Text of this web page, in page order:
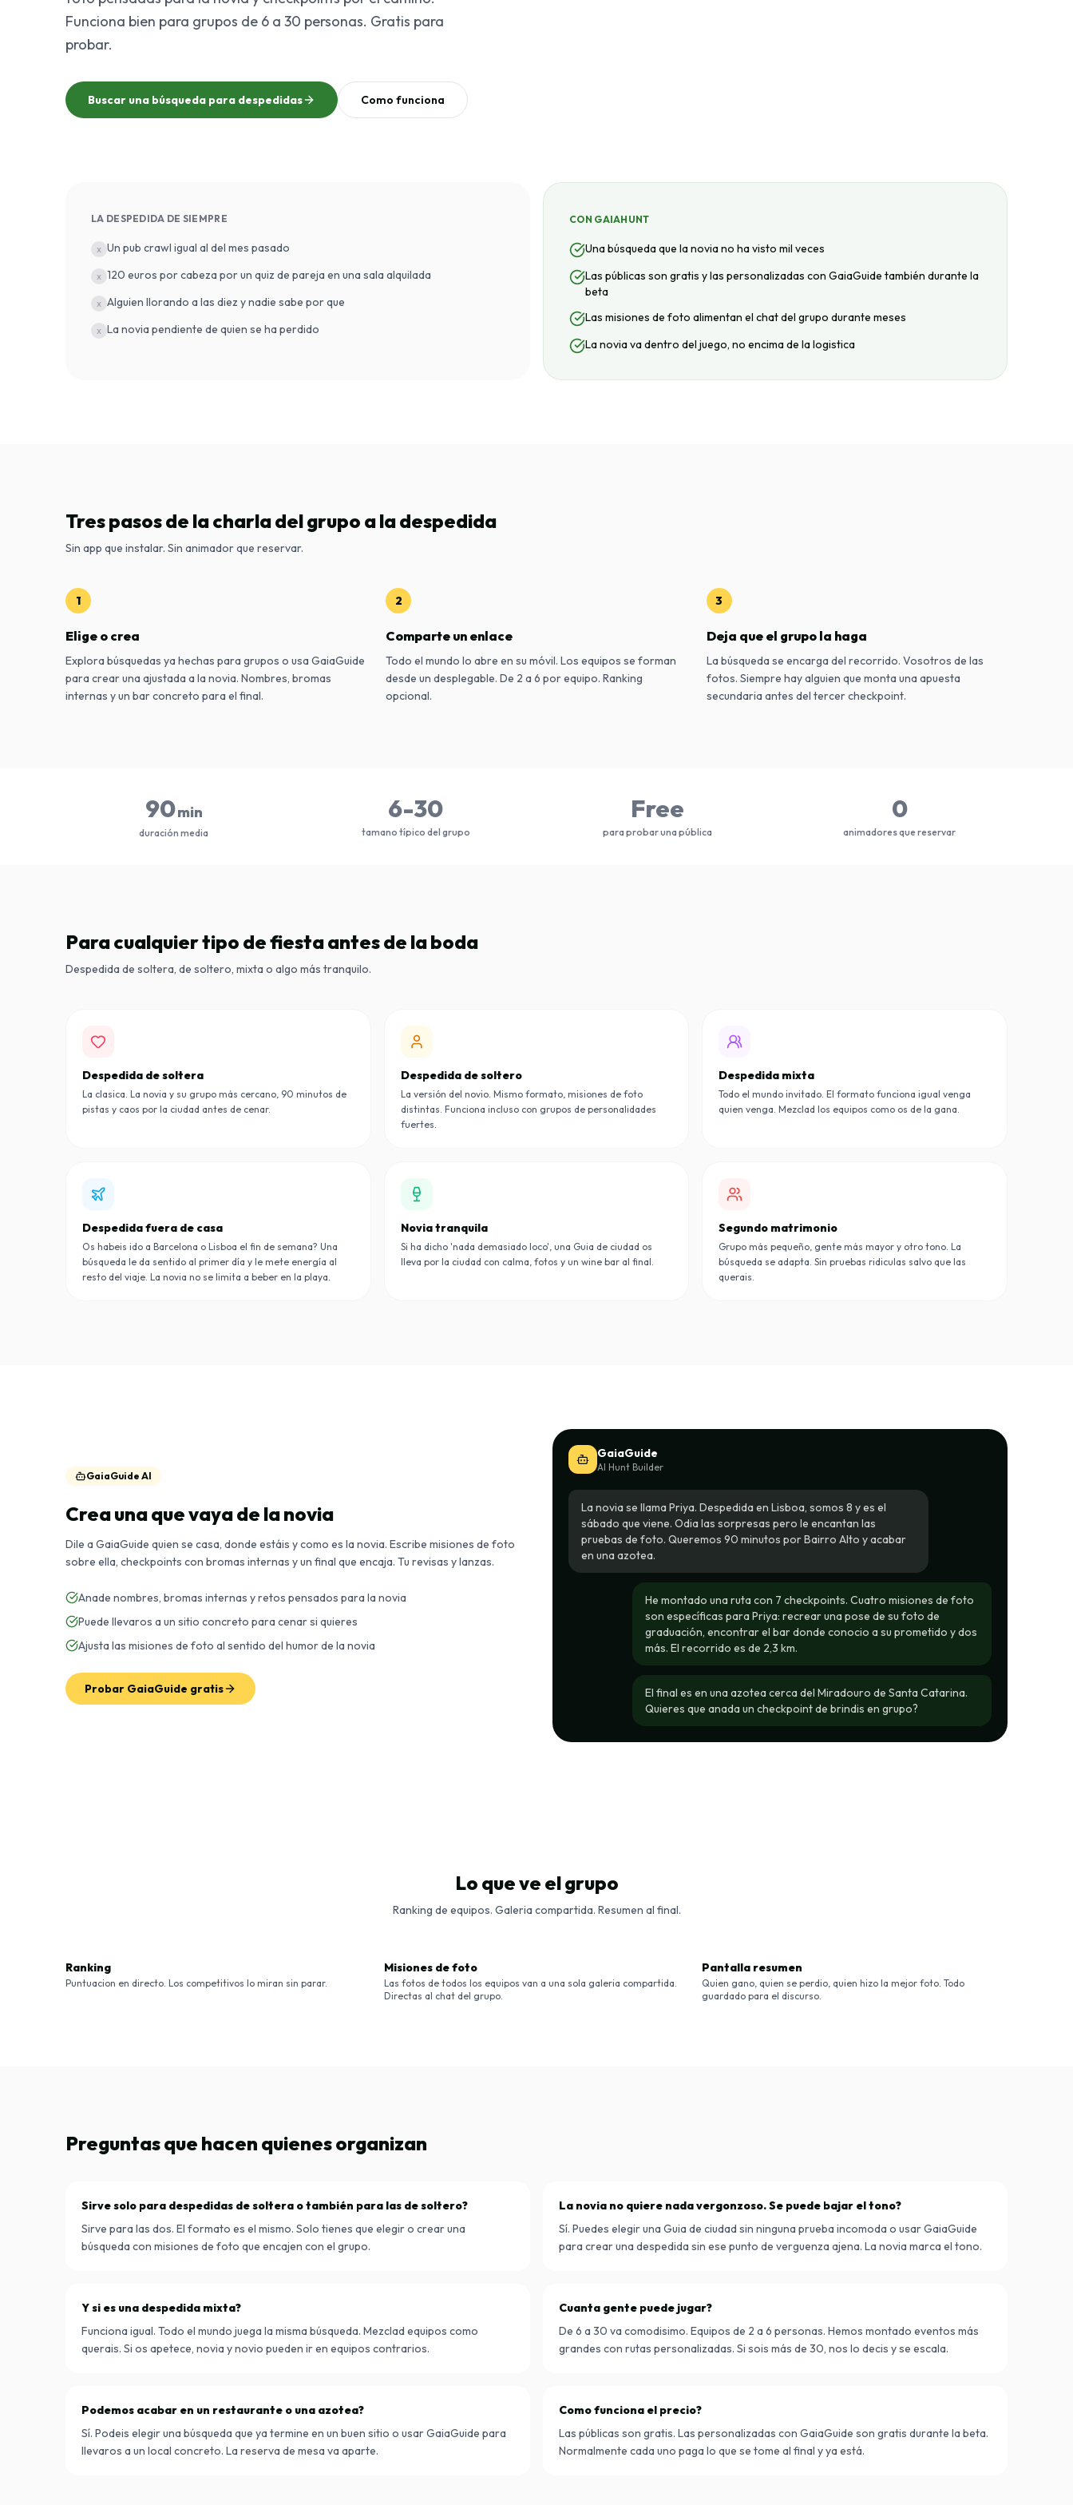
Funciona bien para grupos de 6 a 30 personas. Gratis para
probar.
Buscar una búsqueda para despedidas Como funciona
LA DESPEDIDA DE SIEMPRE
x Un pub crawl igual al del mes pasado
x 120 euros por cabeza por un quiz de pareja en una sala alquilada
x Alguien llorando a las diez y nadie sabe por que
x La novia pendiente de quien se ha perdido
CON GAIAHUNT
Una búsqueda que la novia no ha visto mil veces
Las públicas son gratis y las personalizadas con GaiaGuide también durante la
beta
Las misiones de foto alimentan el chat del grupo durante meses
La novia va dentro del juego, no encima de la logistica
Tres pasos de la charla del grupo a la despedida
Sin app que instalar. Sin animador que reservar.
1
Elige o crea
Explora búsquedas ya hechas para grupos o usa GaiaGuide
para crear una ajustada a la novia. Nombres, bromas
internas y un bar concreto para el final.
2
Comparte un enlace
Todo el mundo lo abre en su móvil. Los equipos se forman
desde un desplegable. De 2 a 6 por equipo. Ranking
opcional.
3
Deja que el grupo la haga
La búsqueda se encarga del recorrido. Vosotros de las
fotos. Siempre hay alguien que monta una apuesta
secundaria antes del tercer checkpoint.
90min
duración media
6-30
tamano típico del grupo
Free
para probar una pública
0
animadores que reservar
Para cualquier tipo de fiesta antes de la boda
Despedida de soltera, de soltero, mixta o algo más tranquilo.
Despedida de soltera
La clasica. La novia y su grupo más cercano, 90 minutos de
pistas y caos por la ciudad antes de cenar.
Despedida de soltero
La versión del novio. Mismo formato, misiones de foto
distintas. Funciona incluso con grupos de personalidades
fuertes.
Despedida mixta
Todo el mundo invitado. El formato funciona igual venga
quien venga. Mezclad los equipos como os de la gana.
Despedida fuera de casa
Os habeis ido a Barcelona o Lisboa el fin de semana? Una
búsqueda le da sentido al primer día y le mete energía al
resto del viaje. La novia no se limita a beber en la playa.
Novia tranquila
Si ha dicho 'nada demasiado loco', una Guia de ciudad os
lleva por la ciudad con calma, fotos y un wine bar al final.
Segundo matrimonio
Grupo más pequeño, gente más mayor y otro tono. La
búsqueda se adapta. Sin pruebas ridiculas salvo que las
querais.
GaiaGuide AI
Crea una que vaya de la novia
Dile a GaiaGuide quien se casa, donde estáis y como es la novia. Escribe misiones de foto
sobre ella, checkpoints con bromas internas y un final que encaja. Tu revisas y lanzas.
Anade nombres, bromas internas y retos pensados para la novia
Puede llevaros a un sitio concreto para cenar si quieres
Ajusta las misiones de foto al sentido del humor de la novia
Probar GaiaGuide gratis
GaiaGuide
AI Hunt Builder
La novia se llama Priya. Despedida en Lisboa, somos 8 y es el
sábado que viene. Odia las sorpresas pero le encantan las
pruebas de foto. Queremos 90 minutos por Bairro Alto y acabar
en una azotea.
He montado una ruta con 7 checkpoints. Cuatro misiones de foto
son específicas para Priya: recrear una pose de su foto de
graduación, encontrar el bar donde conocio a su prometido y dos
más. El recorrido es de 2,3 km.
El final es en una azotea cerca del Miradouro de Santa Catarina.
Quieres que anada un checkpoint de brindis en grupo?
Lo que ve el grupo
Ranking de equipos. Galeria compartida. Resumen al final.
Ranking
Puntuacion en directo. Los competitivos lo miran sin parar.
Misiones de foto
Las fotos de todos los equipos van a una sola galeria compartida.
Directas al chat del grupo.
Pantalla resumen
Quien gano, quien se perdio, quien hizo la mejor foto. Todo
guardado para el discurso.
Preguntas que hacen quienes organizan
Sirve solo para despedidas de soltera o también para las de soltero?
Sirve para las dos. El formato es el mismo. Solo tienes que elegir o crear una
búsqueda con misiones de foto que encajen con el grupo.
La novia no quiere nada vergonzoso. Se puede bajar el tono?
Sí. Puedes elegir una Guia de ciudad sin ninguna prueba incomoda o usar GaiaGuide
para crear una despedida sin ese punto de verguenza ajena. La novia marca el tono.
Y si es una despedida mixta?
Funciona igual. Todo el mundo juega la misma búsqueda. Mezclad equipos como
querais. Si os apetece, novia y novio pueden ir en equipos contrarios.
Cuanta gente puede jugar?
De 6 a 30 va comodisimo. Equipos de 2 a 6 personas. Hemos montado eventos más
grandes con rutas personalizadas. Si sois más de 30, nos lo decis y se escala.
Podemos acabar en un restaurante o una azotea?
Sí. Podeis elegir una búsqueda que ya termine en un buen sitio o usar GaiaGuide para
llevaros a un local concreto. La reserva de mesa va aparte.
Como funciona el precio?
Las públicas son gratis. Las personalizadas con GaiaGuide son gratis durante la beta.
Normalmente cada uno paga lo que se tome al final y ya está.